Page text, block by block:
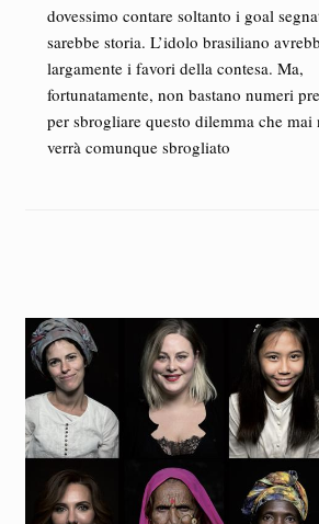
dovessimo contare soltanto i goal
sarebbe storia. L’idolo brasiliano
largamente i favori della contesa. Ma,
fortunatamente, non bastano numeri
per sbrogliare questo dilemma che mai
verrà comunque sbrogliato